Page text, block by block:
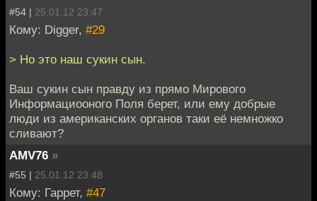
#54 | 25.01.12 23:47
Кому: Digger, #29
> Но это наш сукин сын.
Ваш сукин сын правду из прямо Мирового
Информациооного Поля берет, или ему добрые
люди из американских органов таки её немножко
сливают?
AMV76 »
#55 | 25.01.12 23:48
Кому: Гаррет, #47